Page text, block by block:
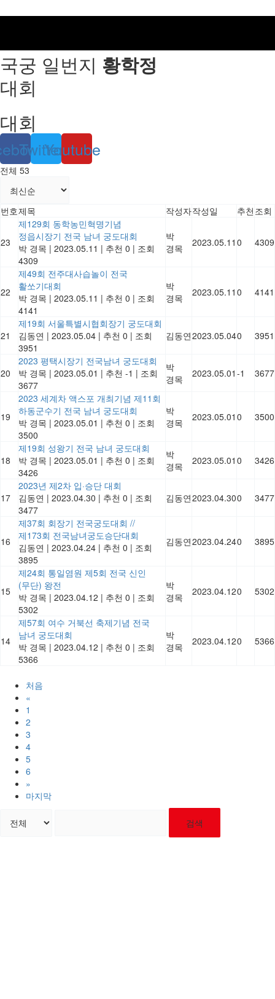
국궁 일번지 황학정
대회
대회
TwitterYoutube
전체 53
번호제목 작성자작성일 추천 조회
23
제129회 동학농민혁명기념
정읍시장기 전국 남녀 궁도대회
박 경목 | 2023.05.11 | 추천 0 | 조회
4309
박
경목
2023.05.11 0 4309
22
제49회 전주대사습놀이 전국
활쏘기대회
박 경목 | 2023.05.11 | 추천 0 | 조회
4141
박
경목
2023.05.11 0 4141
21
제19회 서울특별시협회장기 궁도대회
김동연 | 2023.05.04 | 추천 0 | 조회
3951
김동연2023.05.040 3951
20
2023 평택시장기 전국남녀 궁도대회
박 경목 | 2023.05.01 | 추천 -1 | 조회
3677
박
경목
2023.05.01 -1 3677
19
2023 세계차 액스포 개최기념 제11회
하동군수기 전국 남녀 궁도대회
박 경목 | 2023.05.01 | 추천 0 | 조회
3500
박
경목
2023.05.01 0 3500
18
제19회 성왕기 전국 남녀 궁도대회
박 경목 | 2023.05.01 | 추천 0 | 조회
3426
박
경목
2023.05.01 0 3426
17
2023년 제2차 입·승단 대회
김동연 | 2023.04.30 | 추천 0 | 조회
3477
김동연2023.04.300 3477
16
제37회 회장기 전국궁도대회 //
제173회 전국남녀궁도승단대회
김동연 | 2023.04.24 | 추천 0 | 조회
3895
김동연2023.04.240 3895
15
제24회 통일염원 제5회 전국 신인
(무단) 왕전
박 경목 | 2023.04.12 | 추천 0 | 조회
5302
박
경목
2023.04.120 5302
14
제57회 여수 거북선 축제기념 전국
남녀 궁도대회
박 경목 | 2023.04.12 | 추천 0 | 조회
5366
박
경목
2023.04.120 5366
처음
«
1
2
3
4
5
6
»
마지막
검색